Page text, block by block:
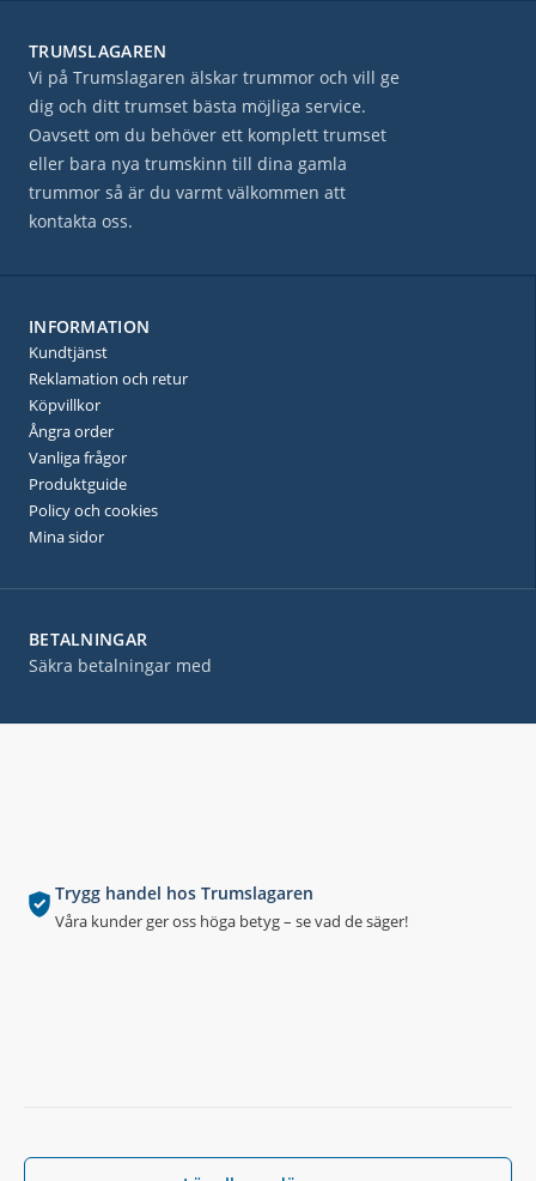
Trygg handel hos Trumslagaren
Våra kunder ger oss höga betyg – se vad de säger!
BETALNINGAR
Säkra betalningar med
TRUMSLAGAREN
Vi på Trumslagaren älskar trummor och vill ge
dig och ditt trumset bästa möjliga service.
Oavsett om du behöver ett komplett trumset
eller bara nya trumskinn till dina gamla
trummor så är du varmt välkommen att
kontakta oss.
INFORMATION
Kundtjänst
Reklamation och retur
Köpvillkor
Ångra order
Vanliga frågor
Produktguide
Policy och cookies
Mina sidor